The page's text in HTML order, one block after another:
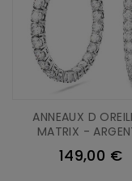
ANNEAUX D
MATRIX -
149,00 €